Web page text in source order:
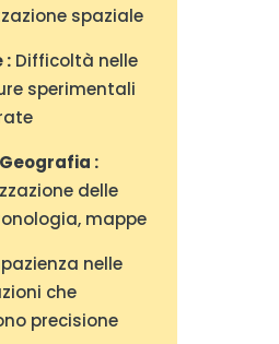
spaziale
:Difficoltà nelle
sperimentali
:
delle
mappe
nelle
che
precisione